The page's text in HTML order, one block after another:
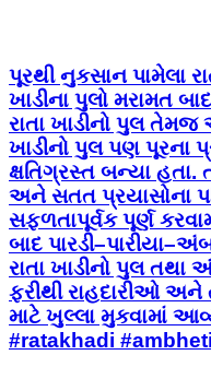
પૂરથી નુકસાન પામેલા
ખાડીના પુલો મરામત
રાતા ખાડીનો પુલ
ખાડીનો પુલ પણ પૂરના
ક્ષતિગ્રસ્ત બન્યા
અને સતત પ્રયાસોના
સફળતાપૂર્વક પૂર્ણ
બાદ
રાતા ખાડીનો પુલ તથા
ફરીથી રાહદારીઓ અને
માટે ખુલ્લા મુકવામાં
#ratakhadi